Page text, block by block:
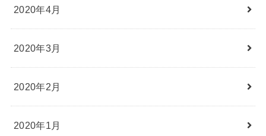
2020年4月
2020年3月
2020年2月
2020年1月